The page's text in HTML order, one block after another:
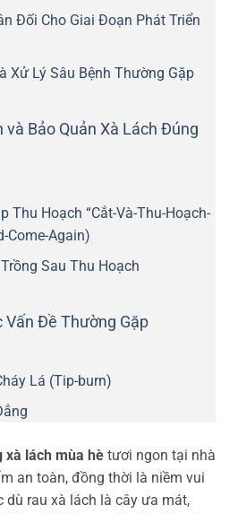
Đối Cho Giai Đoạn Phát Triển
Xử Lý Sâu Bệnh Thường Gặp
và Bảo Quản Xà Lách Đúng
Thu Hoạch “Cắt-Và-Thu-Hoạch-
Come-Again)
Sau Thu Hoạch
Vấn Đề Thường Gặp
Lá (Tip-burn)
xà lách mùa hè tươi ngon tại nhà
an toàn, đồng thời là niềm vui
rau xà lách là cây ưa mát,